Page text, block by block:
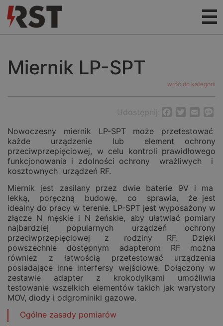
Miernik LP-SPT
wróć do kategorii
Udostępnij: Facebook
Twitter
Email
Nowoczesny miernik LP-SPT może przetestować
każde urządzenie lub element ochrony
przeciwprzepięciowej, w celu kontroli prawidłowego
funkcjonowania i zdolności ochrony wrażliwych i
kosztownych urządzeń RF.
Miernik jest zasilany przez dwie baterie 9V i ma
lekką, poręczną budowę, co sprawia, że jest
idealny do pracy w terenie. LP-SPT jest wyposażony w
złącze N męskie i N żeńskie, aby ułatwiać pomiary
najbardziej popularnych urządzeń ochrony
przeciwprzepięciowej z rodziny RF. Dzięki
powszechnie dostępnym adapterom RF można
również z łatwością przetestować urządzenia
posiadające inne interfersy wejściowe. Dołączony w
zestawie adapter z krokodylkami umożliwia
testowanie wszelkich elementów takich jak warystory
MOV, diody i odgrominiki gazowe.
Ogólne zasady pomiarów